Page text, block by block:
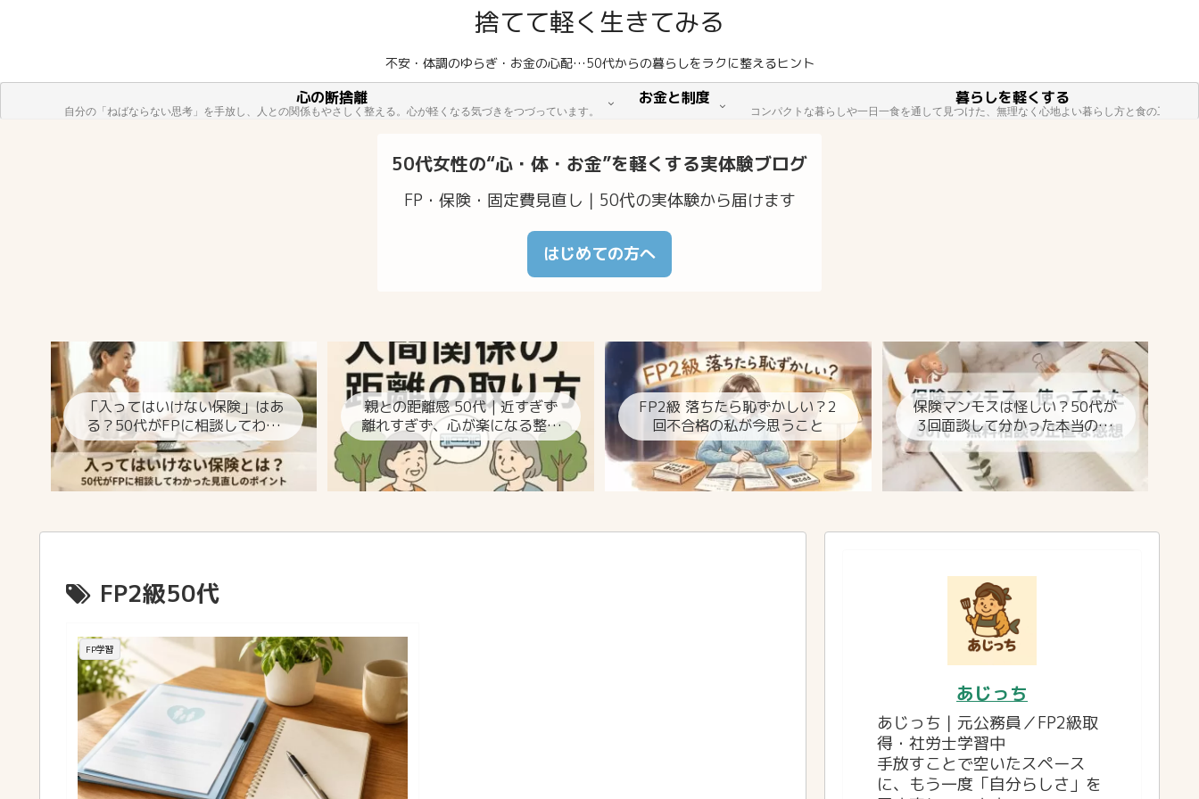
捨てて軽く生きてみる
不安・体調のゆらぎ・お金の心配…50代からの暮らしをラクに整えるヒント
心の断捨離
自分の「ねばならない思考」を手放し、人との関係もやさしく整える。心が軽くなる気づきをつづっています。
お金と制度 暮らしを軽くする
コンパクトな暮らしや一日一食を通して見つけた、無理なく心地よい暮らし方と食の工夫を
50代女性の“心・体・お金”を軽くする実体験ブログ
FP・保険・固定費見直し｜50代の実体験から届けます
はじめての方へ
「入ってはいけない保険」はあ
る？50代がFPに相談してわか
った見直しのポイント
親との距離感 50代｜近すぎず
離れすぎず、心が楽になる整え
方
FP2級 落ちたら恥ずかしい？2
回不合格の私が今思うこと
保険マンモスは怪しい？50代が
3回面談して分かった本当のと
ころ
FP2級50代
FP学習
あじっち
あじっち｜元公務員／FP2級取
得・社労士学習中
手放すことで空いたスペース
に、もう一度「自分らしさ」を